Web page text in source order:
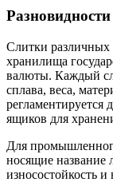
Слитки различных
хранилища
валюты. Каждый
сплава, веса,
регламентируется
ящиков для
Для
носящие название
износостойкость